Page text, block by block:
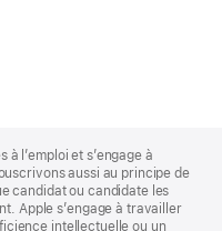
l’emploi et s’engage à
aussi au principe de
candidat ou candidate les
Apple s’engage à travailler
intellectuelle ou un